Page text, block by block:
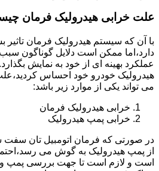
علت خرابی هیدرولیک فرمان
با آن که سیستم هیدرولیک فرمان تاثیر
دارد،اما ممکن است دلایل گوناگون سبب
عملکرد بهینه ای از خود به نمایش
هیدرولیک خودرو خود احساس
می تواند یکی از موارد زیر باشد:
خرابی هیدرولیک فرمان
خرابی پمپ هیدرولیک
در صورتی که فرمان اتومبیل تان سفت
از پمپ هیدرولیک به گوش می
است و لازم است تا جهت بررسی پمپ و